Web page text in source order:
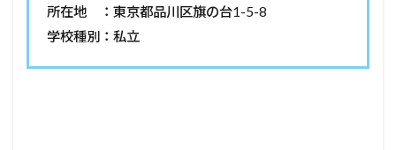
所在地 ：東京都品川区旗の台1-5-8
学校種別：私立